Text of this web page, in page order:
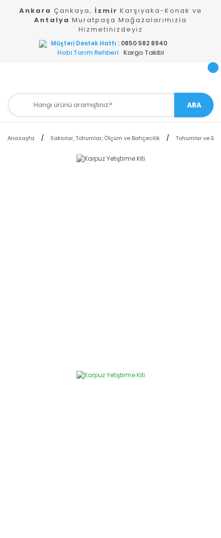
Ankara Çankaya, İzmir Karşıyaka-Konak ve
Antalya Muratpaşa Mağazalarımızla
Hizmetinizdeyiz
Müşteri Destek Hattı : 0850 582 8940
Hobi Tarım Rehberi Kargo Takibi
ARA
Anasayfa Saksılar, Tohumlar, Ölçüm ve Bahçecilik Tohumlar ve